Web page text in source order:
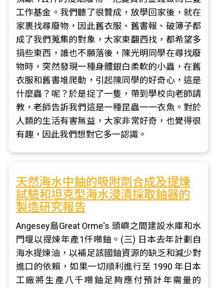
工作基金。我們聽了很贊成，放學回家後，就在
家裹找尋廢物，因此舊衣服、舊書報、破簿子都
成了我們蒐集的對象，大家東翻西找，都希望多
捐些東西，誰也不願落後，陳光明同學在尋找廢
物時，突然發現一種身體銀白柔軟的小蟲，在舊
衣服和舊書堆爬動，引起陳同學的好奇心，這是
什麼蟲？呢？於是捉了一隻，帶到學校向老師請
教，老師告訴我們這是一種昆蟲一一衣魚。對於
人類的生活有害無益，大家非常好奇，也覺得很
有趣，因此我們想對它多一認識。
天然海水中鈾的吸附劑合成及提煉
試驗和坦克型海水浸漬採取鈾器的
製造研究報告
Angesey島Great Orme's 頭嶼之間建設水庫和水
門堰以提煉年產1仟噸鈾。(三) 日本去年計劃自
海水提煉油，以補足該國鈾資源的缺乏和減少對
進口的依賴，如果一切順利進行至 1990 年日本
工廠將生產八千噸鈾足夠應付預計年需量的